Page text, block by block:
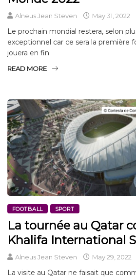
Alneus Jean Steven May 31, 2022
Le prochain mondial restera, selon
exceptionnel car ce sera la première
jouera en fin
READ MORE
FOOTBALL SPORT
La tournée au Qatar
Khalifa International
Alneus Jean Steven May 29, 2022
La visite au Qatar ne faisait que